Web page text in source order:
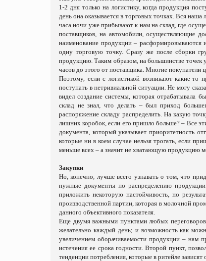
1-2 дня только на логистику, когда продукция
день она оказывается в торговых точках. Вся
часа ночи уже прибывают к нам на склад, где
поставщиков, на автомобили, осуществляющие
наименование продукции – расформировываются
одну торговую точку. Сразу же после сборки
продукцию. Таким образом, на большинстве точек
часов до этого от поставщика. Многие
Поэтому, если с логистикой возникают какие-
поступать в нетривиальной ситуации. Не могу
видел создание системы, которая отрабатывала
склад не знал, что делать – был приход
распоряжение складу распределить. На какую
лишних коробок, если его пришло больше? – Все
документа, который указывает приоритетность
которые ни в коем случае нельзя трогать, если
меньше всех – а значит не хватающую продукцию
Закупки
Но, конечно, лучше всего узнавать о том, что
нужные документы по распределению
приложить некоторую настойчивость, но
производственной партии, которая в молочной
данного объективного показателя.
Еще двумя важными пунктами любых переговоров
желательно каждый день; и возможность как
увеличением оборачиваемости продукции – нам
истечения ее срока годности. Второй пункт,
тенденции потребления, которые в ритейле